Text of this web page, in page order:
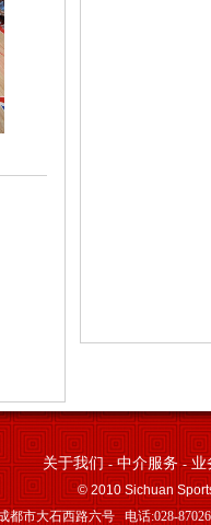
关于我们 - 中介服务 - 业
© 2010 Sichuan
都市大石西路六号 电话:028-